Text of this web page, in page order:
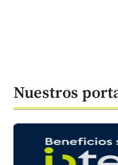
Nuestros